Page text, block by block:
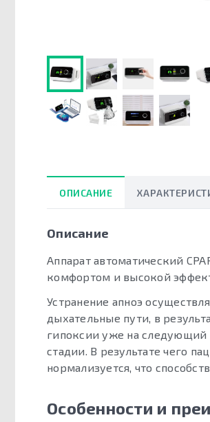
ОПИСАНИЕ
Описание
Аппарат автоматический
комфортом и высокой
Устранение апноэ
дыхательные пути, в
гипоксии уже на следующий
стадии. В результате чего
нормализуется, что
Особенности и